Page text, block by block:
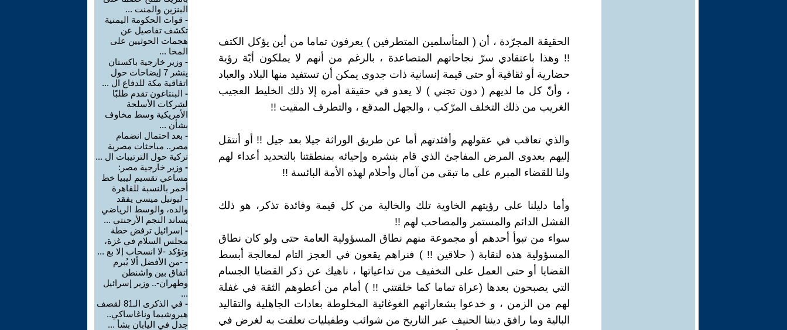
الحقيقة المجرّدة ، أن ( المتأسلمين المتطرفين ) يعرفون تماما من أين يؤكل الكتف
!! وهذا باعتقادي سرّ نجاحاتهم المتصاعدة ، بالرغم من أنهم لا يملكون أيّة رؤية
حضارية أو ثقافية أو حتى قيمة إنسانية ذات جدوى يمكن أن تستفيد منها البلاد والعباد
، وأنّ كل ما لديهم ( دون تجني ) لا يعدو في حقيقة أمره إلا ذلك الخليط العجيب
الغريب من ذلك التخلف المرّكب ، والجهل المدقع ، والتطرف المقيت !!
والذي تعاقب في عقولهم وأفئدتهم أما عن طريق الوراثة جيلا بعد جيل !! أو أنتقل
إليهم بعدوى المرض المفاجئ الذي قام بنشره وإحيائه بمنطقتنا بالتحديد أعداء لهم
ولنا للقضاء المبرم على ما تبقى من آمال وأحلام لهذه الأمة البائسة !!
وأما دليلنا على رؤيتهم الخاوية تلك والخالية من كل قيمة وفائدة تذكر، هو ذلك
الفشل الدائم والمستمر والمصاحب لهم !!
سواء من تبوأ أحدهم أو مجموعة منهم نطاق المسؤولية العامة حتى ولو كان نطاق
المسؤولية هذه لنقابة ( حلاقين !! ) فنراهم يقعون في العجز التام لمعالجة أبسط
القضايا أو حتى العمل على التخفيف من تداعياتها ، ناهيك عن ذكر القضايا الجسام
التي يصبحون بعدها (عراة تماما كما خلقتني !! ) أمام من أعطوهم الثقة في غفلة
لهم من الزمن ، و خدعوا بشعاراتهم الغوغائية المخلوطة بعادات الجاهلية والتقاليد
البالية وما رافق ديننا الحنيف عبر التاريخ من شوائب وطفيليات تعلقت به لغرض في
البنزين والمنت ...
- قوات الحكومة اليمنية
تكشف تفاصيل عن
هجمات الحوثيين على
المخا ...
- وزير خارجية باكستان
ينشر 7 إيضاحات حول
اتفاقية مكة للدفاع ال ...
- البنتاغون تقدم طلبًا
لشركات الأسلحة
الأمريكية وسط مخاوف
بشأن ...
- بعد احتمال انضمام
مصر.. مباحثات مصرية
تركية حول الترتيبات ال ...
- وزير خارجية مصر:
مساعي تقسيم ليبيا خط
أحمر بالنسبة للقاهرة
- ليونيل ميسي يفقد
والده، والوسط الرياضي
يساند النجم الأرجنتي ...
- إسرائيل ترفض خطة
مجلس السلام في غزة،
وتؤكد -لا انسحاب إلا بع ...
- -من الأفضل ألا يُبرم
اتفاق بين واشنطن
وطهران-.. وزير إسرائيل
...
-
في الذكرى الـ81 لقصف
هيروشيما وناغاساكي..
جدل في اليابان بشأ ...